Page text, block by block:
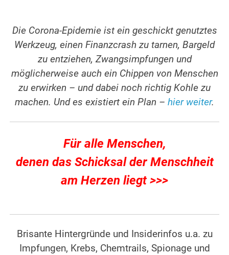
Die Corona-Epidemie ist ein geschickt genutztes
Werkzeug, einen Finanzcrash zu tarnen, Bargeld
zu entziehen, Zwangsimpfungen und
möglicherweise auch ein Chippen von Menschen
zu erwirken – und dabei noch richtig Kohle zu
machen. Und es existiert ein Plan – hier weiter.
Für alle Menschen,
denen das Schicksal der Menschheit
am Herzen liegt >>>
Brisante Hintergründe und Insiderinfos u.a. zu
Impfungen, Krebs, Chemtrails, Spionage und